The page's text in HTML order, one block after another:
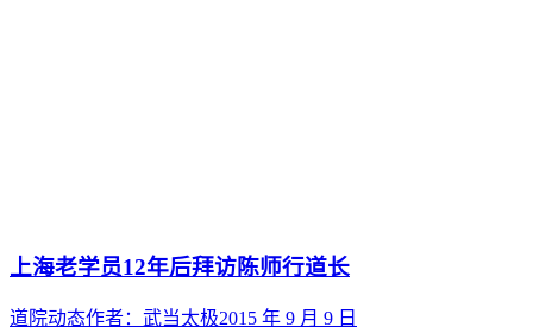
上海老学员12年后拜访陈师行道长
道院动态作者： 武当太极2015 年 9 月 9 日